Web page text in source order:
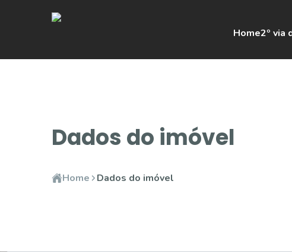
Home2º via
Dados do imóvel
Home Dados do imóvel